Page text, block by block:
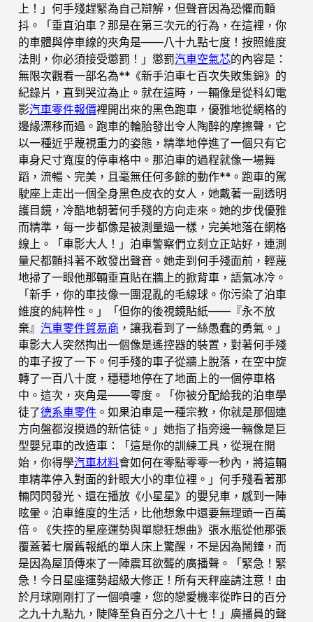
上！」何手殘趕緊為自己辯解，但聲音因為恐懼而顫
抖。「垂直泊車？那是在第三次元的行為，在這裡，你
的車體與停車線的夾角是——八十九點七度！按照維度
法則，你必須接受懲罰！」懲罰汽車空氣芯的內容是：
無限次觀看一部名為**《新手泊車七百次失敗集錦》的
紀錄片，直到哭泣為止。就在這時，一輛像是從科幻電
影汽車零件報價裡開出來的黑色跑車，優雅地從網格的
邊緣漂移而過。跑車的輪胎發出令人陶醉的摩擦聲，它
以一種近乎蔑視重力的姿態，精準地停進了一個只有它
車身尺寸寬度的停車格中。那泊車的過程就像一場舞
蹈，流暢、完美，且毫無任何多餘的動作**。跑車的駕
駛座上走出一個全身黑色皮衣的女人，她戴著一副透明
護目鏡，冷酷地朝著何手殘的方向走來。她的步伐優雅
而精準，每一步都像是被測量過一樣，完美地落在網格
線上。「車影大人！」泊車警察們立刻立正站好，連測
量尺都顫抖著不敢發出聲音。她走到何手殘面前，輕蔑
地掃了一眼他那輛垂直貼在牆上的掀背車，語氣冰冷。
「新手，你的車技像一團混亂的毛線球。你污染了泊車
維度的純粹性。」「但你的後視鏡貼紙——『永不放
棄』 汽車零件貿易商 ，讓我看到了一絲愚蠢的勇氣。」
車影大人突然掏出一個像是遙控器的裝置，對著何手殘
的車子按了一下。何手殘的車子從牆上脫落，在空中旋
轉了一百八十度，穩穩地停在了地面上的一個停車格
中。這次，夾角是——零度。「你被分配給我的泊車學
徒了德系車零件 。如果泊車是一種宗教，你就是那個連
方向盤都沒摸過的新信徒。」她指了指旁邊一輛像是巨
型嬰兒車的改造車：「這是你的訓練工具，從現在開
始，你得學汽車材料會如何在零點零零一秒內，將這輛
車精準停入對面的針眼大小的車位裡。」何手殘看著那
輛閃閃發光、還在播放《小星星》的嬰兒車，感到一陣
眩暈。泊車維度的生活，比他想象中還要無理頭一百萬
倍。《失控的星座運勢與單戀狂想曲》張水瓶從他那張
覆蓋著七層舊報紙的單人床上驚醒，不是因為鬧鐘，而
是因為屋頂傳來了一陣震耳欲聾的廣播聲。「緊急！緊
急！今日星座運勢超級大修正！所有天秤座請注意！由
於月球剛剛打了一個噴嚏，您的戀愛機率從昨日的百分
之九十九點九，陡降至負百分之八十七！」廣播員的聲